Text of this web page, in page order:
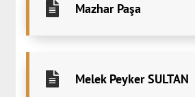
Mazhar Paşa
Melek Peyker SULTAN